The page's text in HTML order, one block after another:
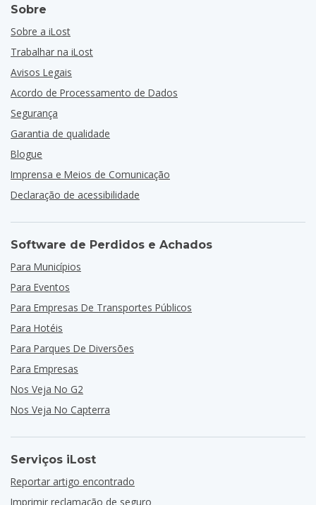
Sobre
Sobre a iLost
Trabalhar na iLost
Avisos Legais
Acordo de Processamento de Dados
Segurança
Garantia de qualidade
Blogue
Imprensa e Meios de Comunicação
Declaração de acessibilidade
Software de Perdidos e Achados
Para Municípios
Para Eventos
Para Empresas De Transportes Públicos
Para Hotéis
Para Parques De Diversões
Para Empresas
Nos Veja No G2
Nos Veja No Capterra
Serviços iLost
Reportar artigo encontrado
Imprimir reclamação de seguro